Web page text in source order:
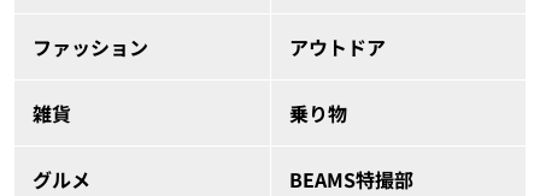
ファッション アウトドア
雑貨 乗り物
グルメ BEAMS特撮部